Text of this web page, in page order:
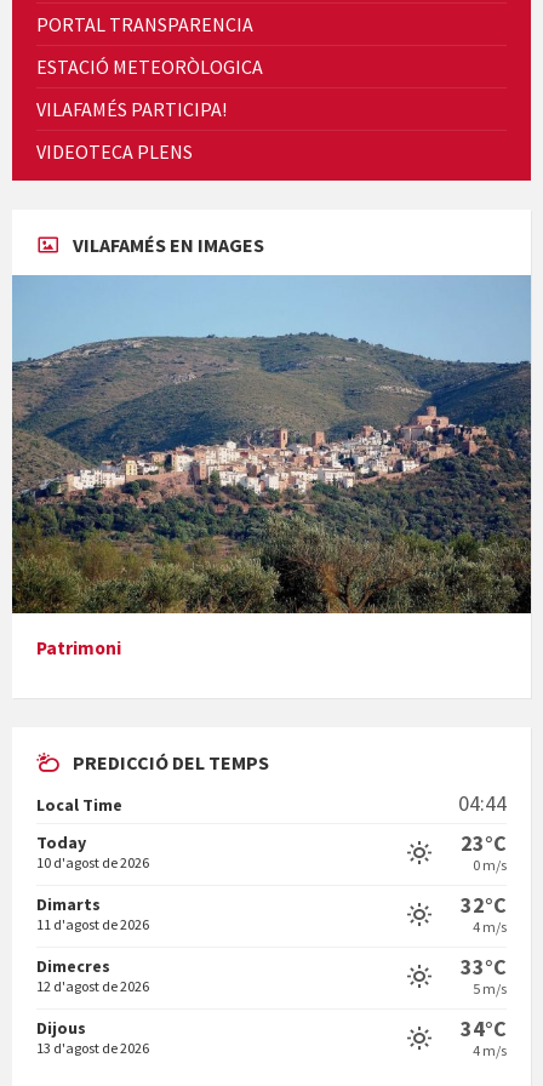
Presentació del llibre &quot;La mare&quot;, d'Emma Zafon
En Bum
Vermuts a la Font. Hit parit
PORTAL TRANSPARENCIA
ESTACIÓ METEORÒLOGICA
VILAFAMÉS PARTICIPA!
VIDEOTECA PLENS
VILAFAMÉS EN IMAGES
Patrimoni
PREDICCIÓ DEL TEMPS
Local Time 04:44
Today
10 d'agost de 2026
23°C
0 m/s
Dimarts
11 d'agost de 2026
32°C
4 m/s
Dimecres
12 d'agost de 2026
33°C
5 m/s
Dijous
13 d'agost de 2026
34°C
4 m/s